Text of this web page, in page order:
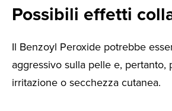
Possibili effetti
Il Benzoyl Peroxide potrebbe
aggressivo sulla pelle e, pertanto,
irritazione o secchezza cutanea.